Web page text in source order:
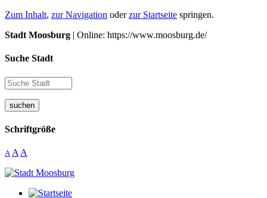
Zum Inhalt, zur Navigation oderzur Startseite springen.
Stadt Moosburg | Online: https://www.moosburg.de/
Suche Stadt
suchen
Schriftgröße
A A A